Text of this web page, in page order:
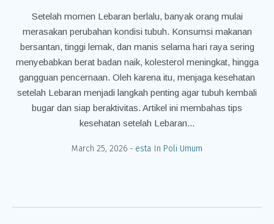
Setelah momen Lebaran berlalu, banyak orang mulai
merasakan perubahan kondisi tubuh. Konsumsi makanan
bersantan, tinggi lemak, dan manis selama hari raya sering
menyebabkan berat badan naik, kolesterol meningkat, hingga
gangguan pencernaan. Oleh karena itu, menjaga kesehatan
setelah Lebaran menjadi langkah penting agar tubuh kembali
bugar dan siap beraktivitas. Artikel ini membahas tips
kesehatan setelah Lebaran...
March 25, 2026 esta In Poli Umum